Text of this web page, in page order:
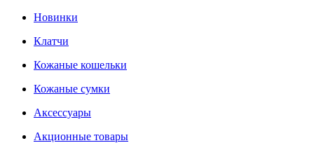
Новинки
Клатчи
Кожаные кошельки
Кожаные сумки
Аксессуары
Акционные товары